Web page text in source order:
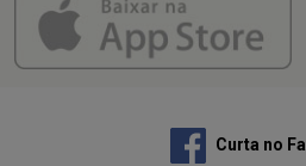
Curta no